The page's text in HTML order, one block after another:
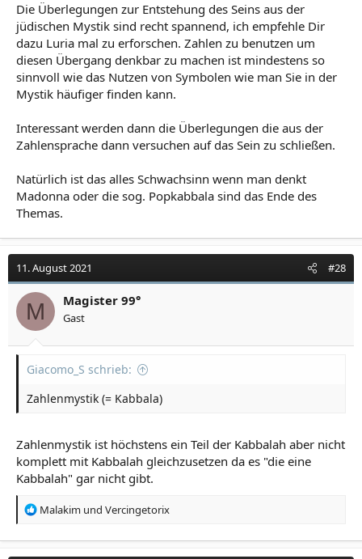
Die Überlegungen zur Entstehung des Seins aus der
jüdischen Mystik sind recht spannend, ich empfehle Dir
dazu Luria mal zu erforschen. Zahlen zu benutzen um
diesen Übergang denkbar zu machen ist mindestens so
sinnvoll wie das Nutzen von Symbolen wie man Sie in der
Mystik häufiger finden kann.
Interessant werden dann die Überlegungen die aus der
Zahlensprache dann versuchen auf das Sein zu schließen.
Natürlich ist das alles Schwachsinn wenn man denkt
Madonna oder die sog. Popkabbala sind das Ende des
Themas.
11. August 2021 #28
M Magister 99°
Gast
Giacomo_S schrieb:
Zahlenmystik (= Kabbala)
Zahlenmystik ist höchstens ein Teil der Kabbalah aber nicht
komplett mit Kabbalah gleichzusetzen da es "die eine
Kabbalah" gar nicht gibt.
R
a
Malakim und Vercingetorix